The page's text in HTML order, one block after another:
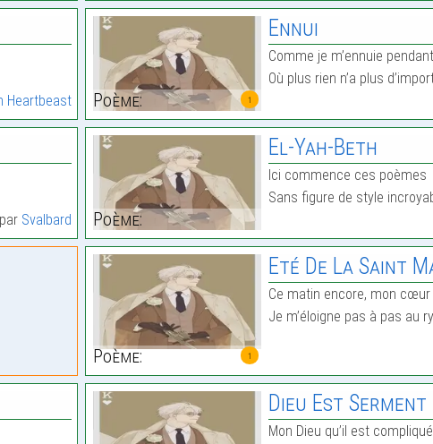
Heartbeast 1
Poème:
Ennui
Comme je m’ennuie
Où plus rien n’a plus
Svalbard Poème:
El-Yah-Beth
Ici commence ces poèmes
Sans figure de style
1
Poème:
Eté De La Saint
Ce matin encore, mon
Je m’éloigne pas à pas au
Dieu Est Serment
Mon Dieu qu’il est